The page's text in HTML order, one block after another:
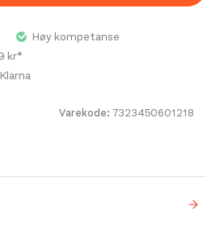
24X125 Ml
Varekode: 7323450601218
Høy kompetanse
kr*